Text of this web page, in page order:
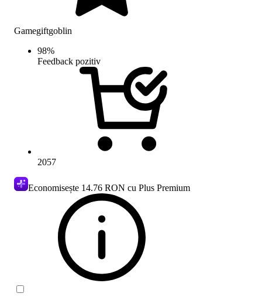
Gamegiftgoblin
98%
Feedback pozitiv
2057
Economisește 14.76 RON cu Plus Premium